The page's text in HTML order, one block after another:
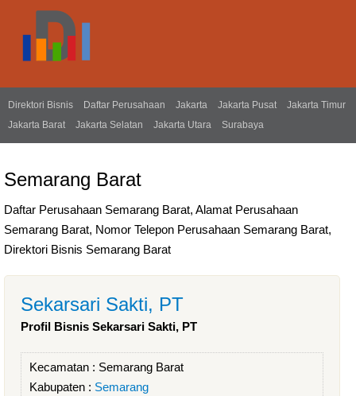
Direktori Bisnis Daftar Perusahaan Jakarta Jakarta Pusat
Jakarta Timur
Jakarta Barat
Jakarta Selatan Jakarta Utara Surabaya
Semarang Barat
Daftar Perusahaan Semarang Barat, Alamat Perusahaan
Semarang Barat, Nomor Telepon Perusahaan Semarang Barat,
Direktori Bisnis Semarang Barat
Sekarsari Sakti, PT
Profil Bisnis Sekarsari Sakti, PT
Kecamatan : Semarang Barat
Kabupaten : Semarang